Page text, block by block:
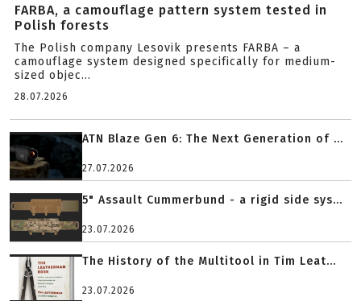
FARBA, a camouflage pattern system tested in
Polish forests
The Polish company Lesovik presents FARBA – a
camouflage system designed specifically for medium-
sized objec...
28.07.2026
ATN Blaze Gen 6: The Next Generation of ...
27.07.2026
5" Assault Cummerbund - a rigid side sys...
23.07.2026
The History of the Multitool in Tim Leat...
23.07.2026